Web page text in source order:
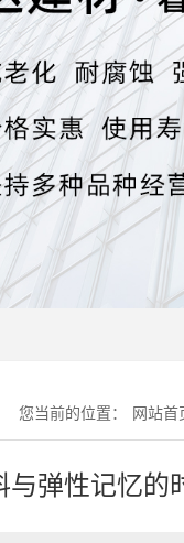
您当前的位置： 网站首
弹性记忆的